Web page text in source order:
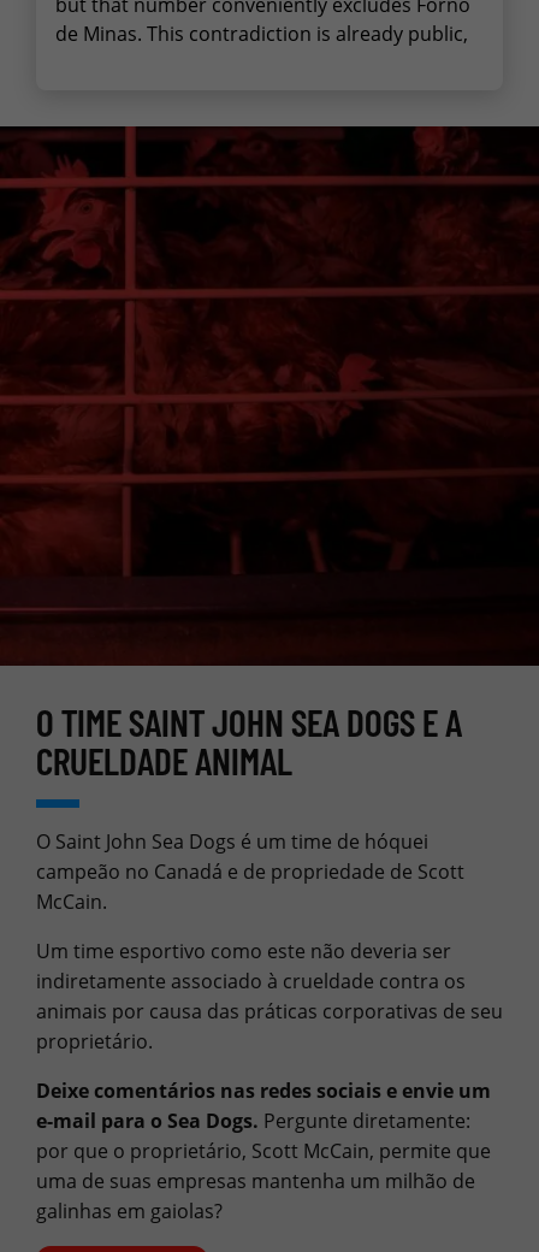
O TIME SAINT JOHN SEA DOGS E A
CRUELDADE ANIMAL
O Saint John Sea Dogs é um time de hóquei
campeão no Canadá e de propriedade de Scott
McCain.
Um time esportivo como este não deveria ser
indiretamente associado à crueldade contra os
animais por causa das práticas corporativas de seu
proprietário.
Deixe comentários nas redes sociais e envie um
e-mail para o Sea Dogs. Pergunte diretamente:
por que o proprietário, Scott McCain, permite que
uma de suas empresas mantenha um milhão de
galinhas em gaiolas?